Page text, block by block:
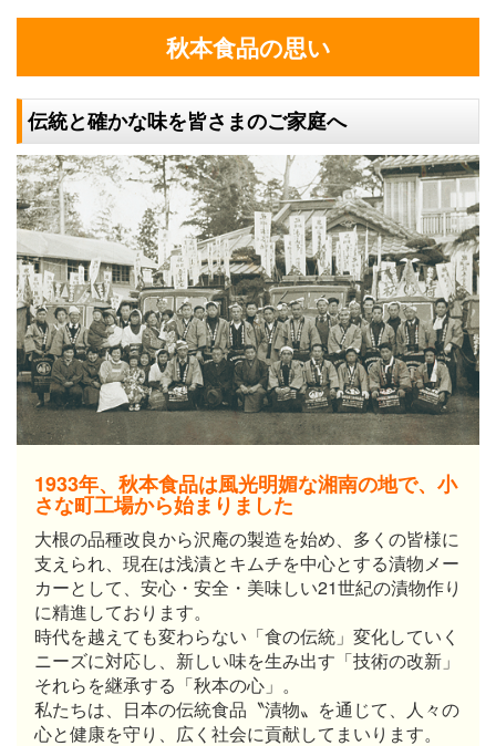
秋本食品の思い
伝統と確かな味を皆さまのご家庭へ
1933年、秋本食品は風光明媚な湘南の地で、小
さな町工場から始まりました
大根の品種改良から沢庵の製造を始め、多くの皆様に
支えられ、現在は浅漬とキムチを中心とする漬物メー
カーとして、安心・安全・美味しい21世紀の漬物作り
に精進しております。
時代を越えても変わらない「食の伝統」変化していく
ニーズに対応し、新しい味を生み出す「技術の改新」
それらを継承する「秋本の心」。
私たちは、日本の伝統食品〝漬物〟を通じて、人々の
心と健康を守り、広く社会に貢献してまいります。